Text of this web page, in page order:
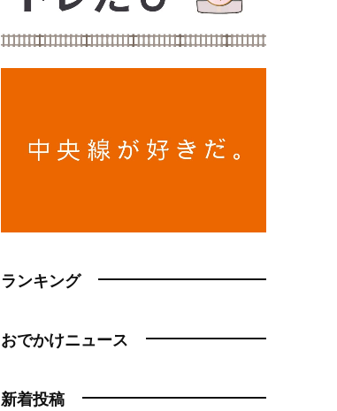
ランキング
おでかけニュース
新着投稿